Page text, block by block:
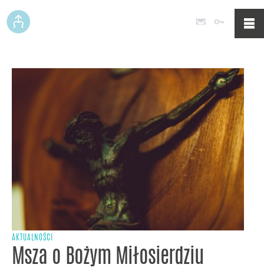
Poczta
AKTUALNOŚCI
Msza o Bożym Miłosierdziu